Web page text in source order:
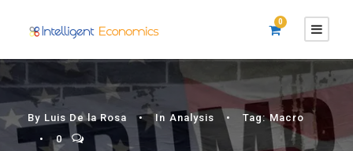
0
By Luis De la Rosa • In Analysis • Tag: Macro
•
0